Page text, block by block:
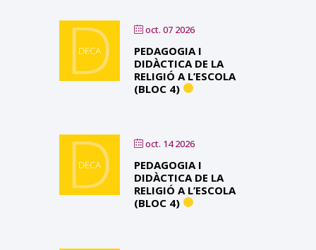
oct. 07 2026
PEDAGOGIA I
DIDÀCTICA DE LA
RELIGIÓ A L’ESCOLA
(BLOC 4)
oct. 14 2026
PEDAGOGIA I
DIDÀCTICA DE LA
RELIGIÓ A L’ESCOLA
(BLOC 4)